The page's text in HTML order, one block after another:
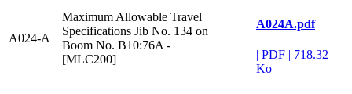
A024-A
Maximum Allowable Travel
Specifications Jib No. 134 on
Boom No. B10:76A -
[MLC200]
A024A.pdf
| PDF | 718.32
Ko